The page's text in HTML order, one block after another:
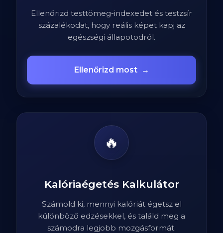
Ellenőrizd testtömeg-indexedet és testzsír
százalékodat, hogy reális képet kapj az
egészségi állapotodról.
Ellenőrizd most →
🔥
Kalóriaégetés Kalkulátor
Számold ki, mennyi kalóriát égetsz el
különböző edzésekkel, és találd meg a
számodra legjobb mozgásformát.